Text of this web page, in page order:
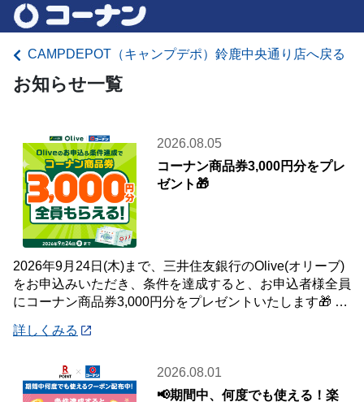
CAMPDEPOT（キャンプデポ）鈴鹿中央通り店へ戻る
お知らせ一覧
2026.08.05
コーナン商品券3,000円分をプレ
ゼント🎁
2026年9月24日(木)まで、三井住友銀行のOlive(オリーブ)
をお申込みいただき、条件を達成すると、お申込者様全員
にコーナン商品券3,000円分をプレゼントいたします🎁 詳
詳しくみる
2026.08.01
📢期間中、何度でも使える！楽